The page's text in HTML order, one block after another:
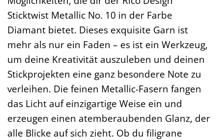
Sticktwist Metallic No. 10 in der Farbe
Diamant bietet. Dieses exquisite Garn ist
mehr als nur ein Faden – es ist ein Werkzeug,
um deine Kreativität auszuleben und deinen
Stickprojekten eine ganz besondere Note zu
verleihen. Die feinen Metallic-Fasern fangen
das Licht auf einzigartige Weise ein und
erzeugen einen atemberaubenden Glanz, der
alle Blicke auf sich zieht. Ob du filigrane